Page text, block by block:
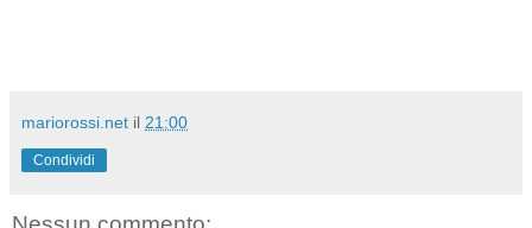
mariorossi.net il 21:00
Condividi